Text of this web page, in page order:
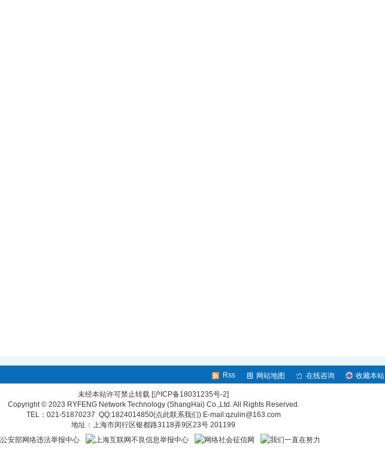
Rss 网站地图 在线咨询 收藏本站
未经本站许可禁止转载 [沪ICP备18031235号-2]
Copyright © 2023 RYFENG Network Technology (ShangHai) Co.,Ltd. All Rights Reserved.
TEL：021-51870237 QQ:1824014850(点此联系我们)E-mail:qzulin@163.com
地址：上海市闵行区银都路3118弄9区23号 201199